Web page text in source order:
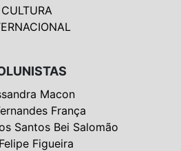
CULTURA
Macon
França
Santos Bei Salomão
Figueira